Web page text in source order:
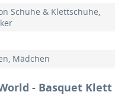
Schuhe & Klettschuhe,
Mädchen
- Basquet Klett